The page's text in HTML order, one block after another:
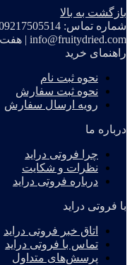
بازگشت به بالا
شماره تماس:
info@fruitydried.com
| هفت
راهنمای خرید
نحوه ثبت نام
نحوه ثبت سفارش
رویه ارسال سفارش
درباره ما
چرا فروتی دراید
نظرات و شکایت
درباره فروتی دراید
با فروتی دراید
اتاق خبر فروتی دراید
تماس با فروتی دراید
پرسش‌های متداول